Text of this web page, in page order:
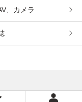
、カメラ